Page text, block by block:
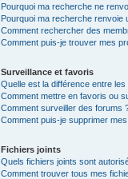
Pourquoi ma recherche ne
Pourquoi ma recherche renvoie
Comment rechercher des
Comment puis-je trouver mes
Surveillance et favoris
Quelle est la différence entre
Comment mettre en favoris ou
Comment surveiller des forums
Comment puis-je supprimer
Fichiers joints
Quels fichiers joints sont
Comment trouver tous mes